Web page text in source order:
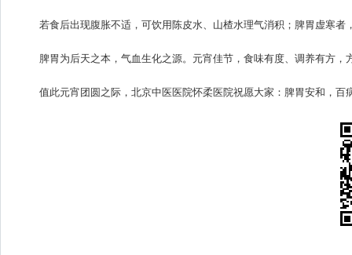
若食后出现腹胀不适，可饮用陈皮水、山楂水理气消积；脾胃虚寒者
脾胃为后天之本，气血生化之源。元宵佳节，食味有度、调养有方，
值此元宵团圆之际，北京中医医院怀柔医院祝愿大家：脾胃安和，百